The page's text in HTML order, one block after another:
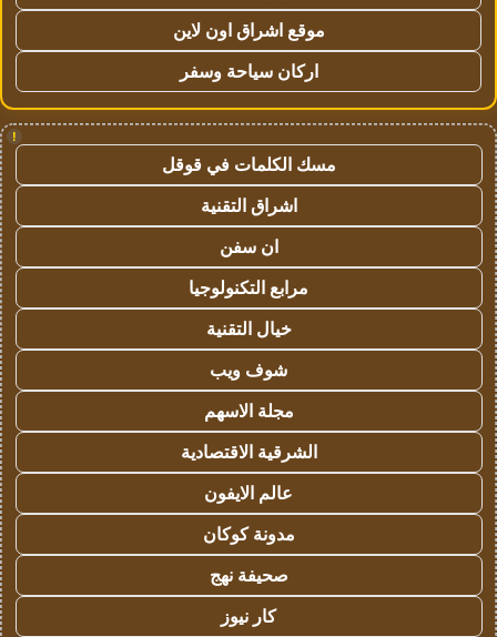
موقع اشراق اون لاين
اركان سياحة وسفر
!
مسك الكلمات في قوقل
اشراق التقنية
ان سفن
مرابع التكنولوجيا
خيال التقنية
شوف ويب
مجلة الاسهم
الشرقية الاقتصادية
عالم الايفون
مدونة كوكان
صحيفة نهج
كار نيوز